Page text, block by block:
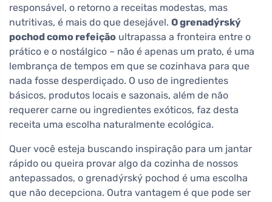
responsável, o retorno a receitas modestas, mas
nutritivas, é mais do que desejável. O grenadýrský
pochod como refeição ultrapassa a fronteira entre o
prático e o nostálgico – não é apenas um prato, é uma
lembrança de tempos em que se cozinhava para que
nada fosse desperdiçado. O uso de ingredientes
básicos, produtos locais e sazonais, além de não
requerer carne ou ingredientes exóticos, faz desta
receita uma escolha naturalmente ecológica.
Quer você esteja buscando inspiração para um jantar
rápido ou queira provar algo da cozinha de nossos
antepassados, o grenadýrský pochod é uma escolha
que não decepciona. Outra vantagem é que pode ser